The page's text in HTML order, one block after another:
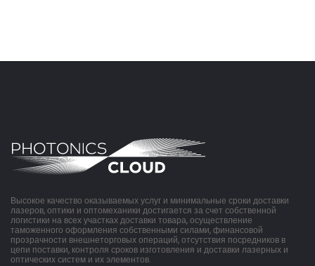
Высокое качество оказываемых услуг и минимальные сроки доставки
лазеров, оптики и оптомеханики достигается за счет собственной
логистики на всех участках доставки товара, осуществление
таможенного оформления собственными силами, финансовой
прозрачности внешнеторговых операций, отсутствия посредников в
цепи поставки, контроля сроков изготовления и доставки лазерных и
оптических систем и их элементов.